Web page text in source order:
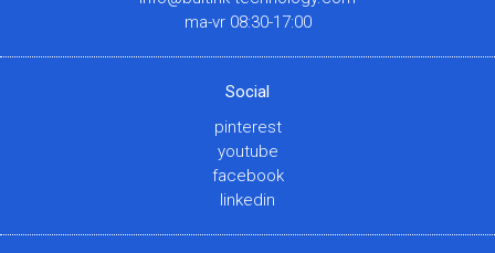
ma-vr 08:30-17:00
Social
pinterest
youtube
facebook
linkedin